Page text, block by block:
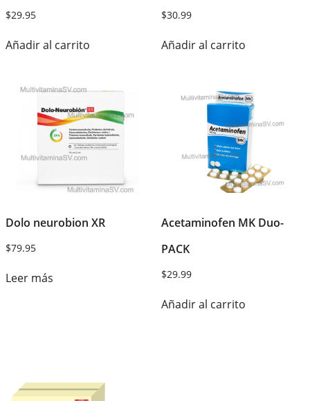
$29.95
Añadir al carrito
$30.99
Añadir al carrito
Dolo neurobion XR
$79.95
Leer más
Acetaminofen MK Duo-
PACK
$29.99
Añadir al carrito